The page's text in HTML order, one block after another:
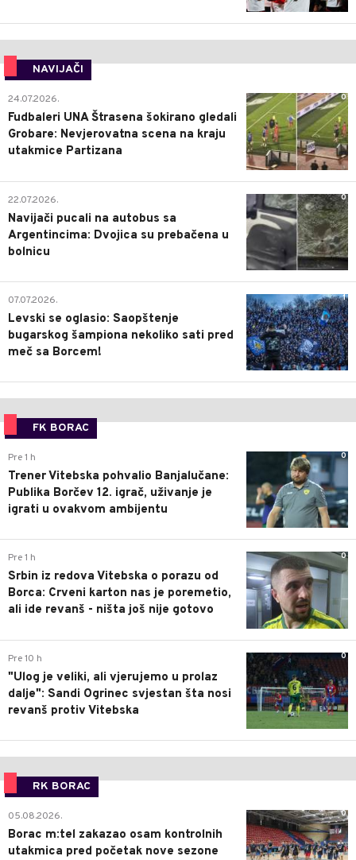
NAVIJAČI
0
24.07.2026.
Fudbaleri UNA Štrasena šokirano gledali
Grobare: Nevjerovatna scena na kraju
utakmice Partizana
0
22.07.2026.
Navijači pucali na autobus sa
Argentincima: Dvojica su prebačena u
bolnicu
1
07.07.2026.
Levski se oglasio: Saopštenje
bugarskog šampiona nekoliko sati pred
meč sa Borcem!
FK BORAC
0
Pre 1 h
Trener Vitebska pohvalio Banjalučane:
Publika Borčev 12. igrač, uživanje je
igrati u ovakvom ambijentu
0
Pre 1 h
Srbin iz redova Vitebska o porazu od
Borca: Crveni karton nas je poremetio,
ali ide revanš - ništa još nije gotovo
0
Pre 10 h
"Ulog je veliki, ali vjerujemo u prolaz
dalje": Sandi Ogrinec svjestan šta nosi
revanš protiv Vitebska
RK BORAC
0
05.08.2026.
Borac m:tel zakazao osam kontrolnih
utakmica pred početak nove sezone